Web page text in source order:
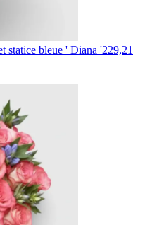
statice bleue ' Diana '229,21